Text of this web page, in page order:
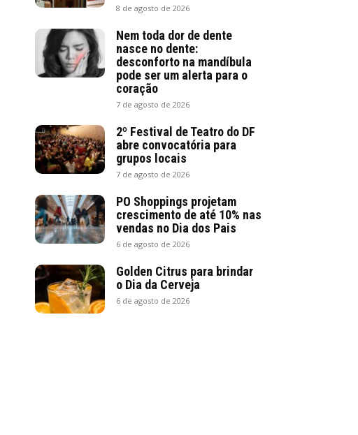
8 de agosto de 2026
Nem toda dor de dente
nasce no dente:
desconforto na mandíbula
pode ser um alerta para o
coração
7 de agosto de 2026
2º Festival de Teatro do DF
abre convocatória para
grupos locais
7 de agosto de 2026
PO Shoppings projetam
crescimento de até 10% nas
vendas no Dia dos Pais
6 de agosto de 2026
Golden Citrus para brindar
o Dia da Cerveja
6 de agosto de 2026